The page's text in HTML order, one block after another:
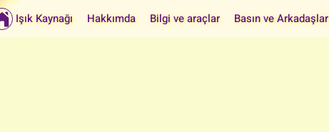
Işık Kaynağı Hakkımda Bilgi ve araçlar Basın ve Arkadaşlar